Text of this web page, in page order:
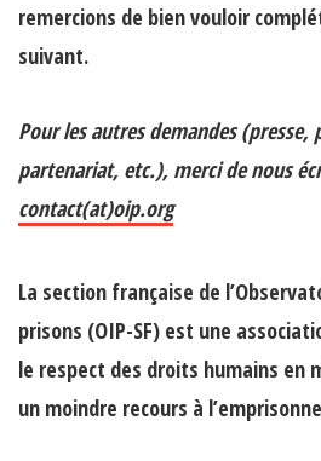
remercions de bien vouloir
suivant.
Pour les autres demandes
partenariat, etc.), merci de nous
contact(at)oip.org
La section française de
prisons (OIP-SF) est une
le respect des droits humains en
un moindre recours à